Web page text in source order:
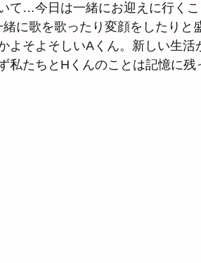
て…今日は一緒にお迎えに行く
に歌を歌ったり変顔をしたりと
よそよそしいAくん。新しい生活
私たちとHくんのことは記憶に残